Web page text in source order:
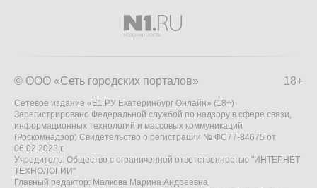
18+
© ООО «Сеть городских порталов»
Сетевое издание «Е1.РУ Екатеринбург Онлайн» (18+)
Зарегистрировано Федеральной службой по надзору в сфере связи,
информационных технологий и массовых коммуникаций
(Роскомнадзор) Свидетельство о регистрации № ФС77-84675 от
06.02.2023 г.
Учредитель: Общество с ограниченной ответственностью "ИНТЕРНЕТ
ТЕХНОЛОГИИ"
Главный редактор: Малкова Марина Андреевна